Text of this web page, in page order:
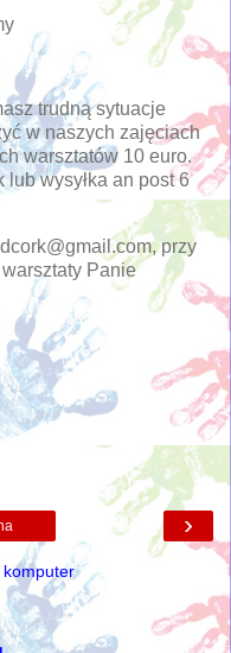
trudną sytuacje
w naszych zajęciach
warsztatów 10 euro.
lub wysyłka an post 6
przy
Panie
›
komputer